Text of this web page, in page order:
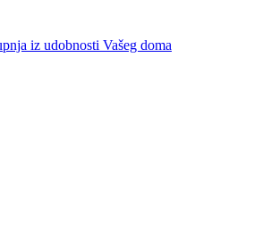
iz udobnosti Vašeg doma